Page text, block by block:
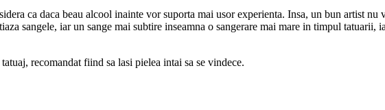
ca daca beau alcool inainte vor suporta mai usor experienta. Insa, un bun artist
sangele, iar un sange mai subtire inseamna o sangerare mai mare in timpul tatuarii,
recomandat fiind sa lasi pielea intai sa se vindece.